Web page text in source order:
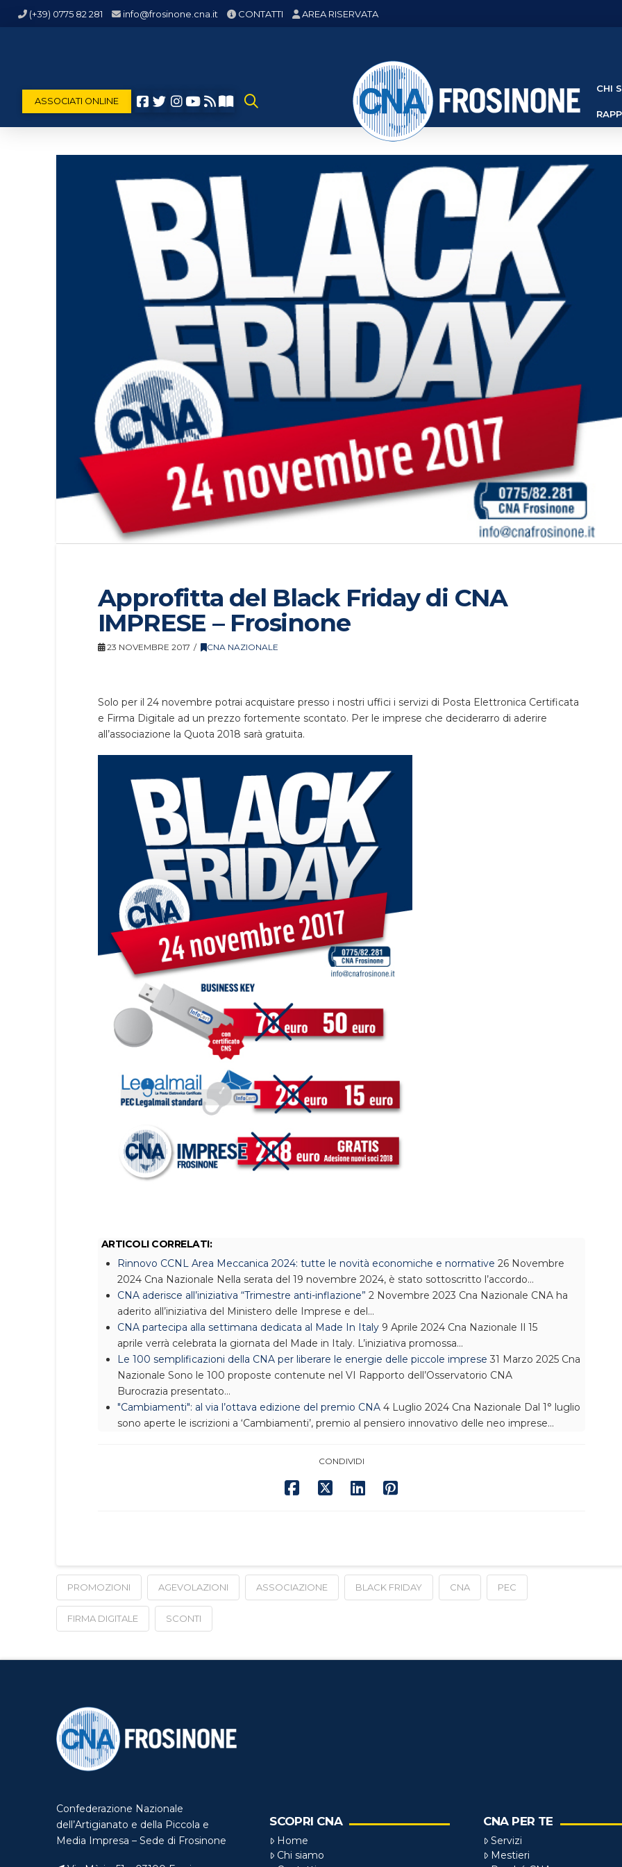
(+39) 0775 82 281 info@frosinone.cna.it CONTATTI AREA RISERVATA
ASSOCIATI ONLINE
CHI
Approfitta del Black Friday di CNA
IMPRESE – Frosinone
23 NOVEMBRE 2017 CNA NAZIONALE
Solo per il 24 novembre potrai acquistare presso i nostri uffici i servizi di Posta Elettronica Certificata
e Firma Digitale ad un prezzo fortemente scontato. Per le imprese che deciderarro di aderire
all’associazione la Quota 2018 sarà gratuita.
ARTICOLI CORRELATI:
Rinnovo CCNL Area Meccanica 2024: tutte le novità economiche e normative 26 Novembre
2024 Cna Nazionale Nella serata del 19 novembre 2024, è stato sottoscritto l’accordo…
CNA aderisce all’iniziativa “Trimestre anti-inflazione” 2 Novembre 2023 Cna Nazionale CNA ha
aderito all’iniziativa del Ministero delle Imprese e del…
CNA partecipa alla settimana dedicata al Made In Italy9 Aprile 2024 Cna Nazionale Il 15
aprile verrà celebrata la giornata del Made in Italy. L’iniziativa promossa…
Le 100 semplificazioni della CNA per liberare le energie delle piccole imprese 31 Marzo 2025 Cna
Nazionale Sono le 100 proposte contenute nel VI Rapporto dell’Osservatorio CNA
Burocrazia presentato…
"Cambiamenti": al via l’ottava edizione del premio CNA4 Luglio 2024 Cna Nazionale Dal 1° luglio
sono aperte le iscrizioni a ‘Cambiamenti’, premio al pensiero innovativo delle neo imprese…
CONDIVIDI
PROMOZIONI AGEVOLAZIONI ASSOCIAZIONE BLACK FRIDAY CNA PEC
FIRMA DIGITALE SCONTI
Confederazione Nazionale
dell’Artigianato e della Piccola e
Media Impresa – Sede di Frosinone
SCOPRI CNA
Home
Chi siamo
CNA PER TE
Servizi
Mestieri